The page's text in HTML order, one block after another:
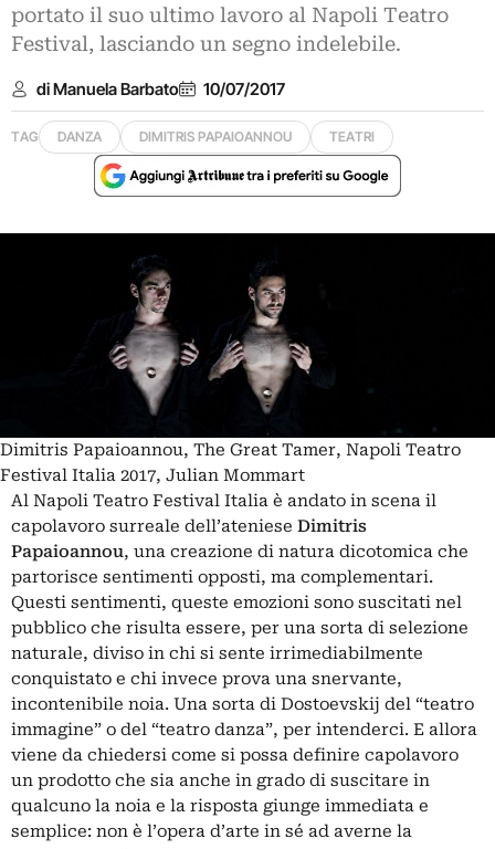
portato il suo ultimo lavoro al Napoli Teatro
Festival, lasciando un segno indelebile.
di Manuela Barbato 10/07/2017
TAG DANZA DIMITRIS PAPAIOANNOU TEATRI
Dimitris Papaioannou, The Great Tamer, Napoli Teatro
Festival Italia 2017, Julian Mommart
Al Napoli Teatro Festival Italia è andato in scena il
capolavoro surreale dell’ateniese Dimitris
Papaioannou, una creazione di natura dicotomica che
partorisce sentimenti opposti, ma complementari.
Questi sentimenti, queste emozioni sono suscitati nel
pubblico che risulta essere, per una sorta di selezione
naturale, diviso in chi si sente irrimediabilmente
conquistato e chi invece prova una snervante,
incontenibile noia. Una sorta di Dostoevskij del “teatro
immagine” o del “teatro danza”, per intenderci. E allora
viene da chiedersi come si possa definire capolavoro
un prodotto che sia anche in grado di suscitare in
qualcuno la noia e la risposta giunge immediata e
semplice: non è l’opera d’arte in sé ad averne la